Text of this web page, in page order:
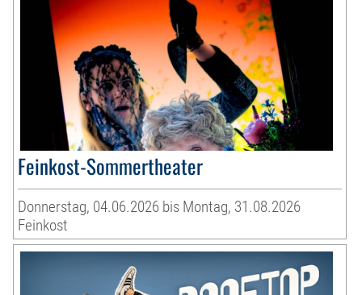
Feinkost-Sommertheater
Donnerstag, 04.06.2026 bis Montag, 31.08.2026
Feinkost